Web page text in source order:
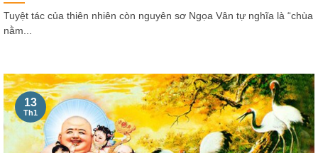
Tuyệt tác của thiên nhiên còn nguyên sơ Ngọa Vân tự nghĩa là “chùa
nằm...
13
Th1